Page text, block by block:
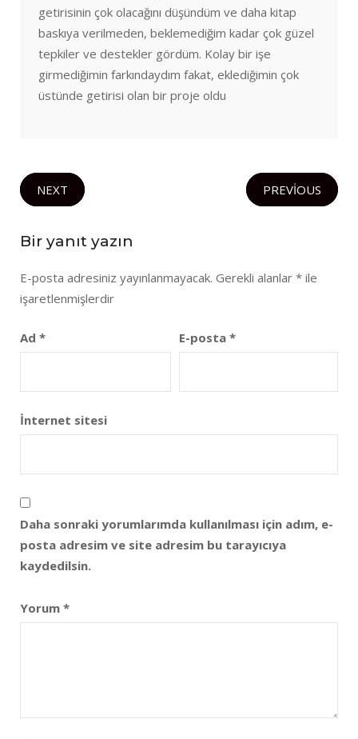
getirisinin çok olacağını düşündüm ve daha kitap
baskıya verilmeden, beklemediğim kadar çok güzel
tepkiler ve destekler gördüm. Kolay bir işe
girmediğimin farkındaydım fakat, eklediğimin çok
üstünde getirisi olan bir proje oldu
NEXT PREVIOUS
Bir yanıt yazın
E-posta adresiniz yayınlanmayacak. Gerekli alanlar * ile
işaretlenmişlerdir
Ad * E-posta *
İnternet sitesi
Daha sonraki yorumlarımda kullanılması için adım, e-
posta adresim ve site adresim bu tarayıcıya
kaydedilsin.
Yorum *